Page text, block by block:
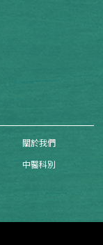
關於我們
中醫科別